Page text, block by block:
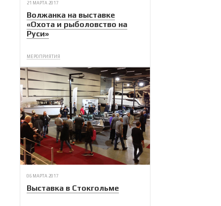
21 МАРТА 2017
Волжанка на выставке
«Охота и рыболовство на
Руси»
МЕРОПРИЯТИЯ
06 МАРТА 2017
Выставка в Стокгольме